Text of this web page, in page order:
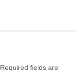
Required fields are